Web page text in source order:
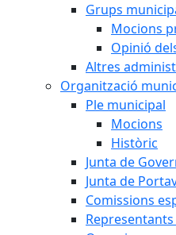
Grups
Mocions
Opinió
Altres
Organització
Ple municipal
Mocions
Històric
Junta de
Junta de
Comissions